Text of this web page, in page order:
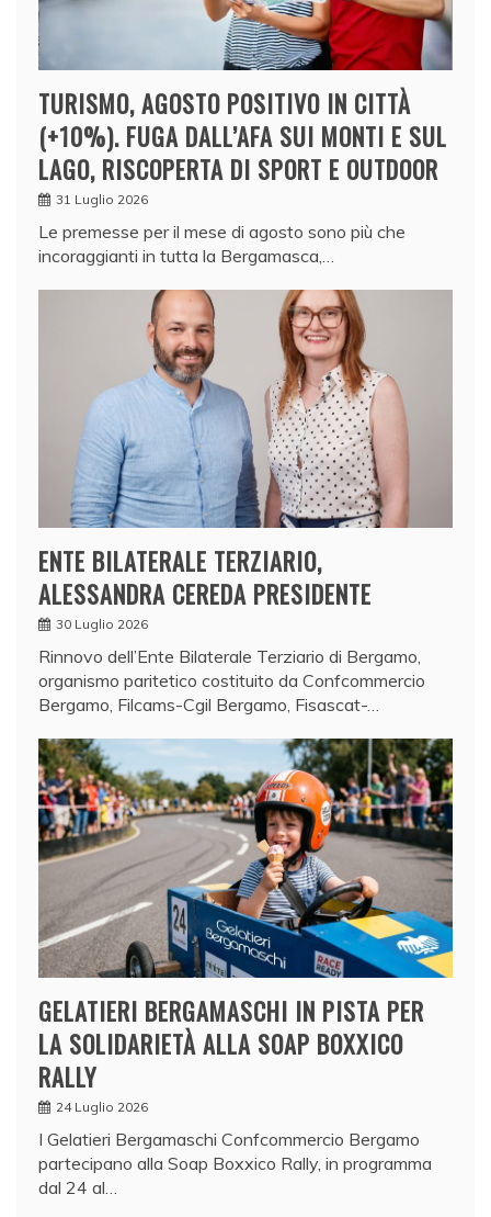
TURISMO, AGOSTO POSITIVO IN CITTÀ
(+10%). FUGA DALL’AFA SUI MONTI E SUL
LAGO, RISCOPERTA DI SPORT E OUTDOOR
31 Luglio 2026
Le premesse per il mese di agosto sono più che
incoraggianti in tutta la Bergamasca,…
ENTE BILATERALE TERZIARIO,
ALESSANDRA CEREDA PRESIDENTE
30 Luglio 2026
Rinnovo dell’Ente Bilaterale Terziario di Bergamo,
organismo paritetico costituito da Confcommercio
Bergamo, Filcams-Cgil Bergamo, Fisascat-…
GELATIERI BERGAMASCHI IN PISTA PER
LA SOLIDARIETÀ ALLA SOAP BOXXICO
RALLY
24 Luglio 2026
I Gelatieri Bergamaschi Confcommercio Bergamo
partecipano alla Soap Boxxico Rally, in programma
dal 24 al…